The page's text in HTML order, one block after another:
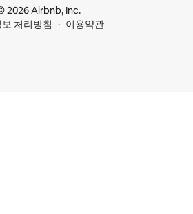
2026 Airbnb, Inc.
처리방침
이용약관